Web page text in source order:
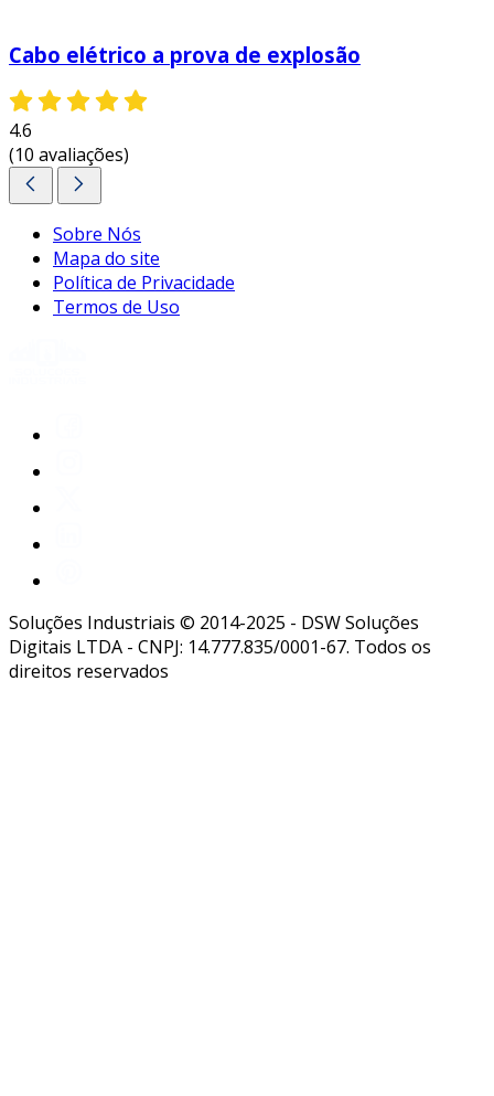
Cabo elétrico a prova de explosão
4.6
(10 avaliações)
Sobre Nós
Mapa do site
Política de Privacidade
Termos de Uso
Soluções Industriais © 2014-2025 - DSW Soluções
Digitais LTDA - CNPJ: 14.777.835/0001-67. Todos os
direitos reservados